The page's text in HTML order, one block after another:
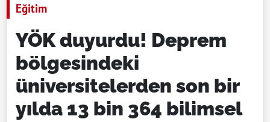
Eğitim
YÖK duyurdu! Deprem
bölgesindeki
üniversitelerden son bir
yılda 13 bin 364 bilimsel